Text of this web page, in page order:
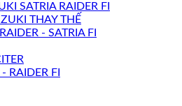
SATRIA RAIDER FI
THAY THẾ
- SATRIA FI
RAIDER FI